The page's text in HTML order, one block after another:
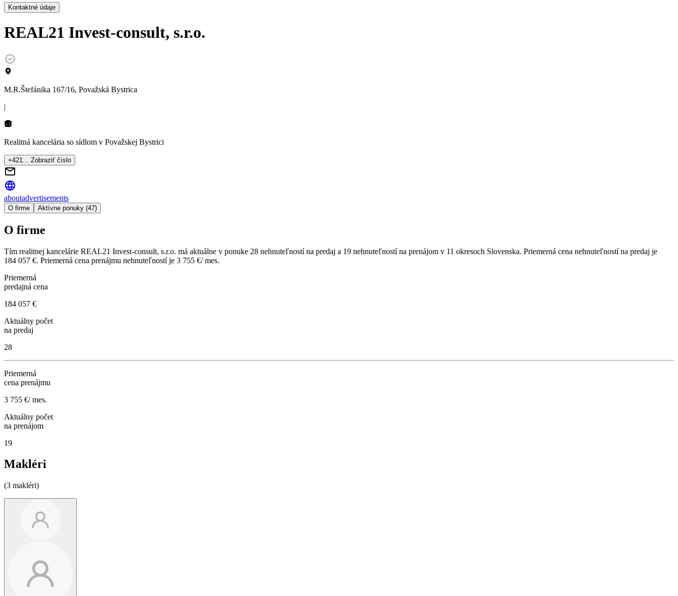
Kontaktné údaje
REAL21 Invest-consult, s.r.o.
M.R.Štefánika 167/16, Považská Bystrica
|
Realitná kancelária so sídlom v Považskej Bystrici
+421... Zobraziť číslo
aboutadvertisements
O firme Aktívne ponuky (47)
O firme
Tím realitnej kancelárie REAL21 Invest-consult, s.r.o. má aktuálne v ponuke 28 nehnuteľnostína predaj a 19 nehnuteľnostína prenájom v 11 okresoch Slovenska. Priemerná cena nehnuteľností na predaj je
184 057 €. Priemerná cena prenájmu nehnuteľností je 3 755 €/ mes.
Priemerná
predajná cena
184 057 €
Aktuálny počet
na predaj
28
Priemerná
cena prenájmu
3 755 €/ mes.
Aktuálny počet
na prenájom
19
Makléri
(3 makléri)